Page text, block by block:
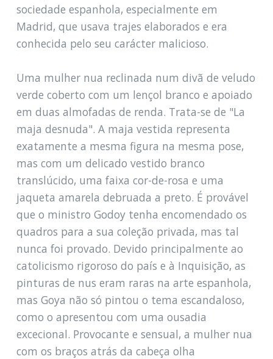
sociedade espanhola, especialmente em
Madrid, que usava trajes elaborados e era
conhecida pelo seu carácter malicioso.
Uma mulher nua reclinada num divã de veludo
verde coberto com um lençol branco e apoiado
em duas almofadas de renda. Trata-se de "La
maja desnuda". A maja vestida representa
exatamente a mesma figura na mesma pose,
mas com um delicado vestido branco
translúcido, uma faixa cor-de-rosa e uma
jaqueta amarela debruada a preto. É provável
que o ministro Godoy tenha encomendado os
quadros para a sua coleção privada, mas tal
nunca foi provado. Devido principalmente ao
catolicismo rigoroso do país e à Inquisição, as
pinturas de nus eram raras na arte espanhola,
mas Goya não só pintou o tema escandaloso,
como o apresentou com uma ousadia
excecional. Provocante e sensual, a mulher nua
com os braços atrás da cabeça olha